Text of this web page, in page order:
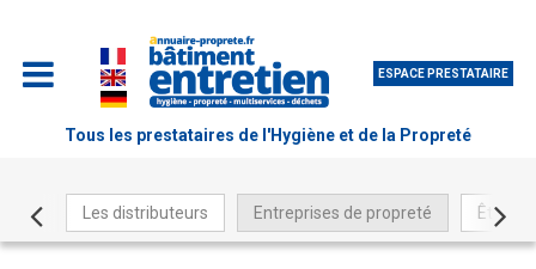
ESPACE PRESTATAIRE
Tous les prestataires de l'Hygiène et de la Propreté
Les distributeurs Entreprises de propreté Être